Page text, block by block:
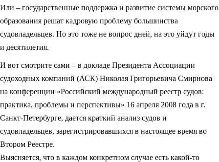
Или – государственные поддержка и развитие системы морского
образования решат кадровую проблему большинства
судовладельцев. Но это тоже не вопрос дней, на это уйдут годы
и десятилетия.
И вот смотрите сами – в докладе Президента Ассоциации
судоходных компаний (АСК) Николая Григорьевича Смирнова
на конференции «Российский международный реестр судов:
практика, проблемы и перспективы» 16 апреля 2008 года в г.
Санкт-Петербурге, дается краткий анализ судов и
судовладельцев, зарегистрировавшихся в настоящее время во
Втором Реестре.
Выясняется, что в каждом конкретном случае есть какой-то